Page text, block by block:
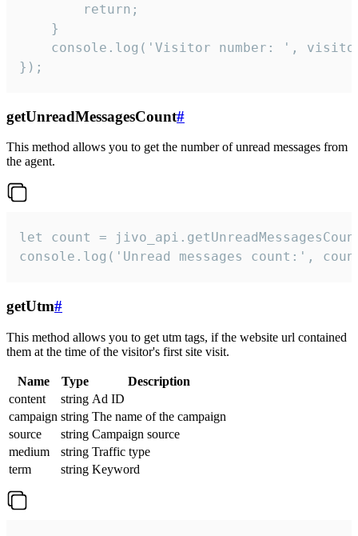
        return;
    }
console.log('Visitor number: ',
});
getUnreadMessagesCount#
This method allows you to get the number of unread messages from
the agent.
let count =
console.log('Unread messages count:',
getUtm#
This method allows you to get utm tags, if the website url contained
them at the time of the visitor's first site visit.
Name Type
Description
content
string Ad ID
campaign string The name of the campaign
source
string Campaign source
medium
string Traffic type
term
string Keyword